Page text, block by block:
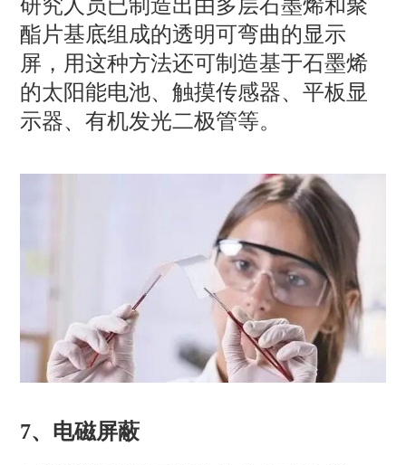
研究人员已制造出由多层石墨烯和聚
酯片基底组成的透明可弯曲的显示
屏，用这种方法还可制造基于石墨烯
的太阳能电池、触摸传感器、平板显
示器、有机发光二极管等。
7、电磁屏蔽